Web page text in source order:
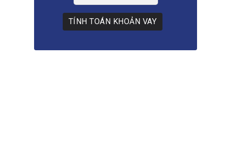
TÍNH TOÁN KHOẢN VAY